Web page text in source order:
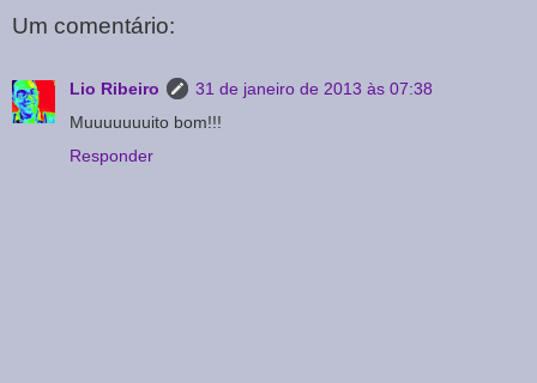
Um comentário:
Lio Ribeiro
31 de janeiro de 2013 às 07:38
Muuuuuuuito bom!!!
Responder